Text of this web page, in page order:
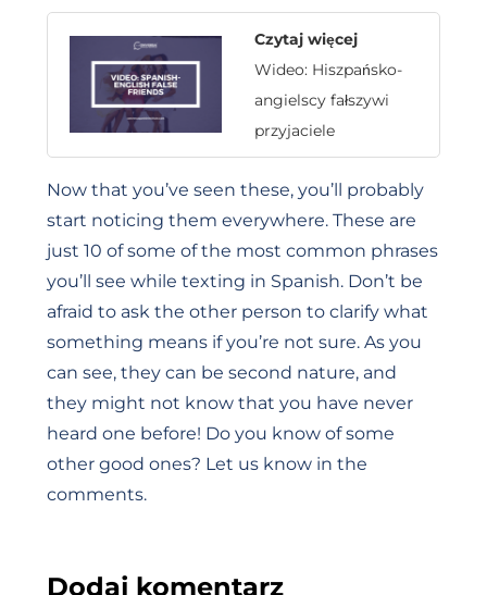
Czytaj więcej
Wideo: Hiszpańsko-
angielscy fałszywi
przyjaciele
Now that you’ve seen these, you’ll probably
start noticing them everywhere. These are
just 10 of some of the most common phrases
you’ll see while texting in Spanish. Don’t be
afraid to ask the other person to clarify what
something means if you’re not sure. As you
can see, they can be second nature, and
they might not know that you have never
heard one before! Do you know of some
other good ones? Let us know in the
comments.
Dodaj komentarz